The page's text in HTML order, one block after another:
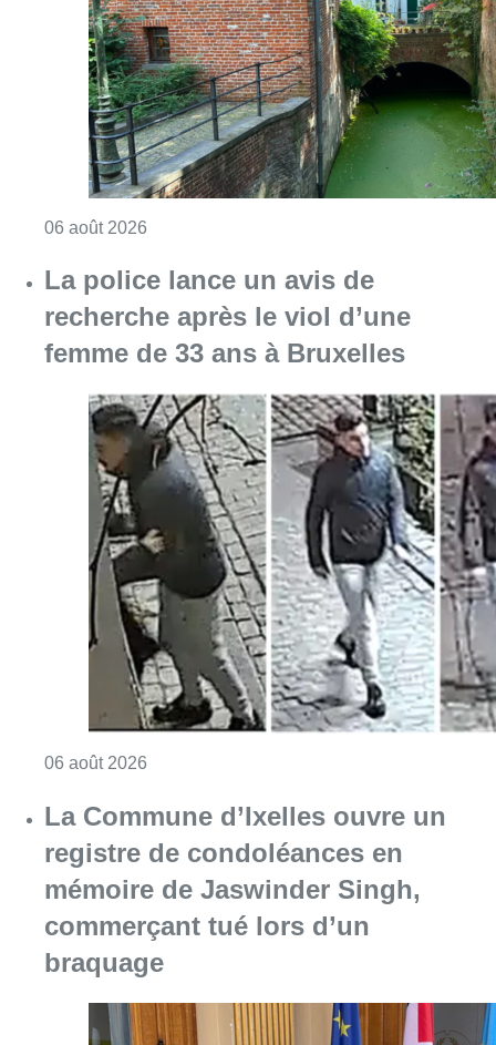
recherche après le viol d’une
femme de 33 ans à Bruxelles
06 août 2026 Consulter l'article "La police lance un avis
La Commune d’Ixelles ouvre un
registre de condoléances en
mémoire de Jaswinder Singh,
commerçant tué lors d’un
braquage